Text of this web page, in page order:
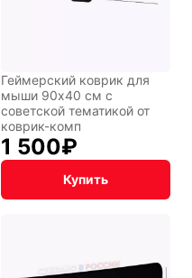
Геймерский коврик для
мыши 90x40 см с
советской тематикой от
коврик-комп
1 500₽
Купить
CHERVONNYI
BadStory